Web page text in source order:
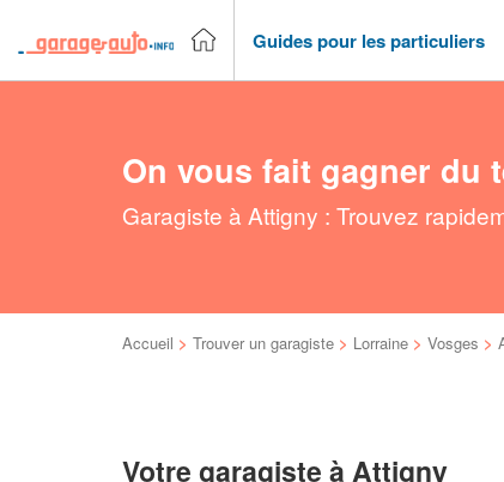
Guides pour les particuliers
On vous fait gagner du
Garagiste à Attigny : Trouvez
Accueil > Trouver un garagiste > Lorraine > Vosges >
Votre garagiste à Attigny